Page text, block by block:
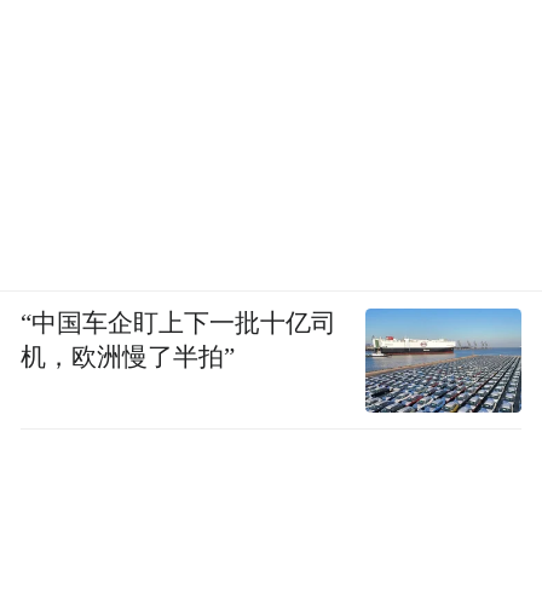
“中国车企盯上下一批十亿司
机，欧洲慢了半拍”